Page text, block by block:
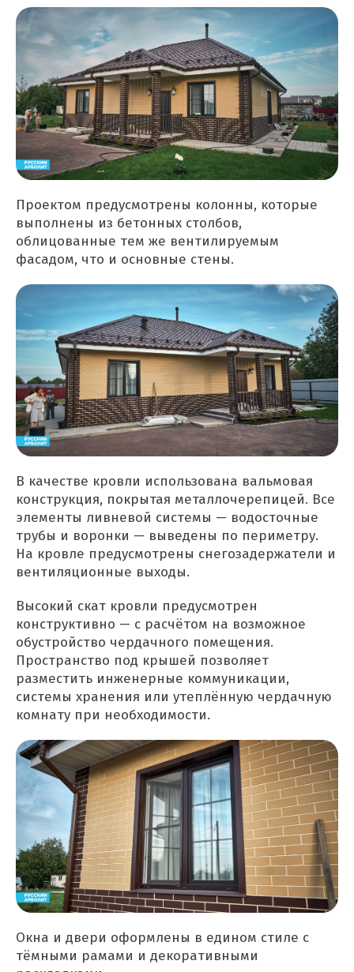
Проектом предусмотрены колонны, которые
выполнены из бетонных столбов,
облицованные тем же вентилируемым
фасадом, что и основные стены.
В качестве кровли использована вальмовая
конструкция, покрытая металлочерепицей. Все
элементы ливневой системы — водосточные
трубы и воронки — выведены по периметру.
На кровле предусмотрены снегозадержатели и
вентиляционные выходы.
Высокий скат кровли предусмотрен
конструктивно — с расчётом на возможное
обустройство чердачного помещения.
Пространство под крышей позволяет
разместить инженерные коммуникации,
системы хранения или утеплённую чердачную
комнату при необходимости.
Окна и двери оформлены в едином стиле с
тёмными рамами и декоративными